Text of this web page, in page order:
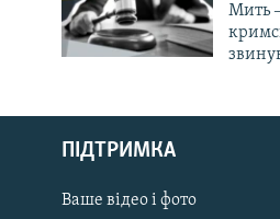
Русский
Qırımtatar
ДОЛУЧАЙСЯ!
Мить
ПІДТРИМКА
Ваше відео і фото